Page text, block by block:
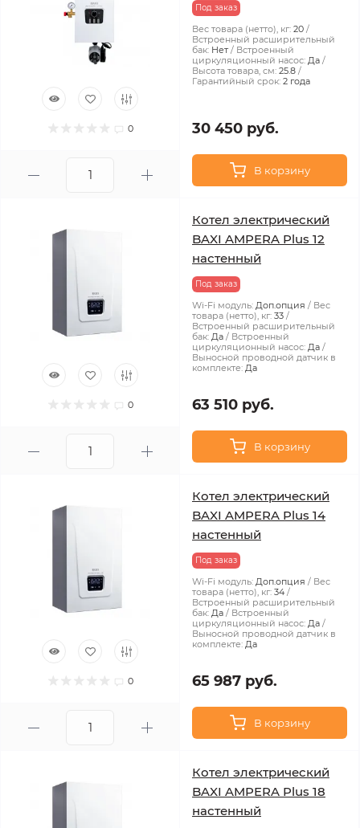
0
Под заказ
Вес товара (нетто), кг: 20
Встроенный расширительный
бак: Нет
Встроенный
циркуляционный насос: Да
Высота товара, см: 25.8
Гарантийный срок: 2 года
30 450 руб.
В корзину
0
Котел электрический
BAXI AMPERA Plus 12
настенный
Под заказ
Wi-Fi модуль: Доп.опция
Вес
товара (нетто), кг: 33
Встроенный расширительный
бак: Да
Встроенный
циркуляционный насос: Да
Выносной проводной датчик в
комплекте: Да
63 510 руб.
В корзину
0
Котел электрический
BAXI AMPERA Plus 14
настенный
Под заказ
Wi-Fi модуль: Доп.опция
Вес
товара (нетто), кг: 34
Встроенный расширительный
бак: Да
Встроенный
циркуляционный насос: Да
Выносной проводной датчик в
комплекте: Да
65 987 руб.
В корзину
Котел электрический
BAXI AMPERA Plus 18
настенный